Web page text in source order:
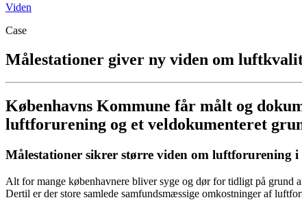
Viden
Case
Målestationer giver ny viden om
Københavns Kommune får målt og
luftforurening og et veldokumenteret
Målestationer sikrer større viden om luftforurening
Alt for mange københavnere bliver syge og dør for tidligt på grund
Dertil er der store samlede samfundsmæssige omkostninger af